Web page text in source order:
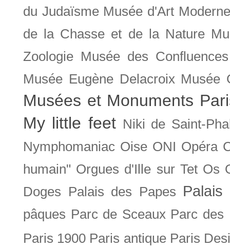
du Judaïsme Musée d'Art
de la Chasse et de la Nature
Zoologie Musée des Confluences
Musée Eugène Delacroix Musée
Musées et Monuments
My little feet Niki de Saint-
Nymphomaniac Oise ONI Opéra
humain" Orgues d'Ille sur Tet Os
Doges
Palais des Papes Palais
pâques Parc de Sceaux Parc des
Paris 1900 Paris antique Paris